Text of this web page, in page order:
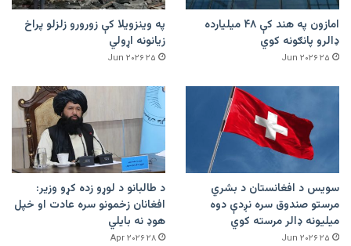
امازون په هند کې ۴۸ میلیارده
ډالرو پانګونه کوي
۲۵ Jun ۲۰۲۶
په وینزویلا کې زورورو زلزلو پراخ
زیانونه اړولي
۲۵ Jun ۲۰۲۶
سویس د افغانستان د بشري
مرستو صندوق سره نږدې دوه
میلیونه ډالر مرسته کوي
۲۵ Jun ۲۰۲۶
د طالبانو د لوړو زده کړو وزیر:
افغانان زخمونو سره عادت او خپل
هوډ نه بایلي
۲۸ Apr ۲۰۲۶